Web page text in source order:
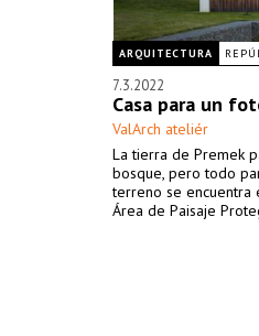
ARQUITECTURA
7.3.2022
Casa para un
ValArch ateliér
La tierra de Premek
bosque, pero todo
terreno se encuentra
Área de Paisaje